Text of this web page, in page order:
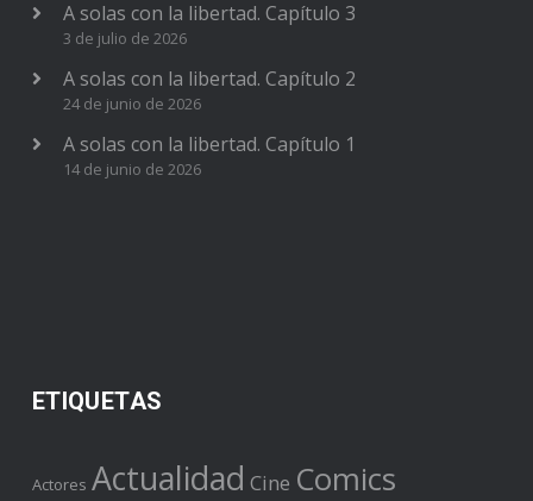
A solas con la libertad. Capítulo 3
3 de julio de 2026
A solas con la libertad. Capítulo 2
24 de junio de 2026
A solas con la libertad. Capítulo 1
14 de junio de 2026
ETIQUETAS
Actores Actualidad Cine Comics